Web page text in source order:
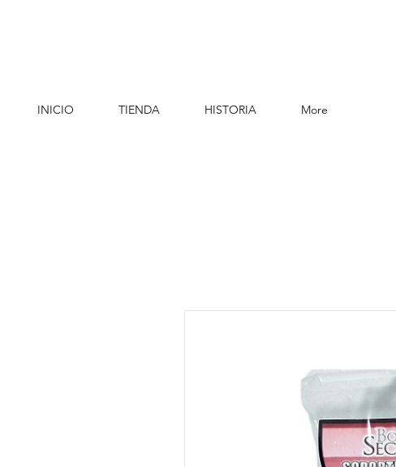
INICIO TIENDA HISTORIA More